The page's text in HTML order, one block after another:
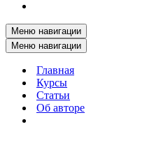
Меню навигации
Меню навигации
Главная
Курсы
Статьи
Об авторе